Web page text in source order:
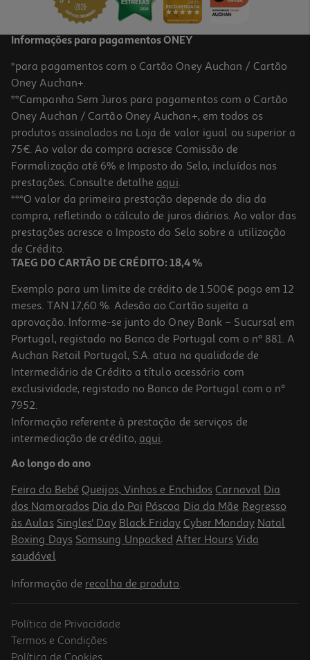
Vinho Porto Burmester Tawny 0.75l
12.39 €/Lt
9,29 €
Vinho Da Madeira H M Borges 5 Anos Meio Seco 0.75l
23.19 €/Lt
17,39 €
Informações para pagamentos ONEY
*para pagamentos com o Cartão Oney Auchan / Cartão
Oney Auchan+.
**Campanha Sem Juros para pagamentos com o Cartão
Oney Auchan / Cartão Oney Auchan+, em todos os
produtos assinalados na Loja de valor igual ou superior a
75€. Ao valor da compra acresce Comissão de
Formalização até 6% e Imposto do Selo, incluídos nas
prestações. Consulte detalhe aqui.
***O valor da primeira prestação depende do dia da
compra, refletindo o cálculo de juros diários. Ao valor das
prestações acresce o Imposto do Selo sobre a utilização
de Crédito.
TAEG DO CARTÃO DE CRÉDITO: 18,4 %
Exemplo para um limite de crédito de 1.500€ pago em 12
meses. TAN 17,60 %. Adesão ao Cartão sujeita a
aprovação. Informe-se junto do Oney Bank – Sucursal em
Portugal, registado no Banco de Portugal com o nº 881. A
Auchan Retail Portugal, S.A. atua na qualidade de
Intermediário de Crédito a título acessório com
exclusividade, registado no Banco de Portugal com o nº
7952.
Informação referente à prestação de serviços de
intermediação de crédito, aqui.
Ao longo do ano
Feira do Bebé Queijos, Vinhos e Enchidos Carnaval Dia
dos Namorados Dia do Pai Páscoa Dia da Mãe Regresso
às Aulas Singles' Day Black Friday Cyber Monday Natal
Boxing Days Samsung Unpacked After Hours Vida
saudável
Informação de recolha de produto.
Política de Privacidade
Termos e Condições
Política de Cookies